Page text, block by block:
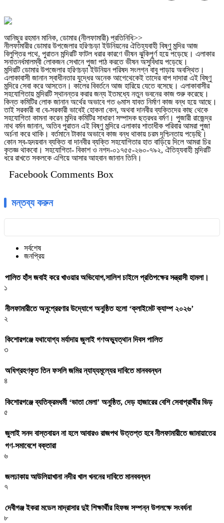
আনিছুর রহমান মানিক, ডোমার (নীলফামারী) প্রতিনিধি>>
নীলফামারীর ডোমার উপজেলার হরিণচড়া ইউনিয়নের ঐতিহ্যবাহী বিষ্ণু মন্দির আজ
বিলুপ্তির পথে, পুরাতন মন্দিরটি ফাটল ধরার কারণে ভীষন ঝুকিপূর্ণ হয়ে পড়েছে। এলাকার
সনাতনর্ধমালম্বী লোকজন সেখানে পুজা পাঠ করতে ভীষন অসুবিধায় পড়েছে।
মন্দিরটি ডোমার উপজেলার হরিণচড়া ইউনিয়ন পরিষদ সংলগ্ন বাবু পাড়ায় অবস্থিত।
এলাকাবাসী জানান স্বাধীনতার যুদ্ধের অনেক আগেথেকেই তাদের বাপ দাদারা এই বিষ্ণু
মন্দিরে সেবা করে আসতেন। কালের বিবর্তনে আজ হারিয়ে যেতে বসেছে। এলাকাবাসীর
সহযোগিতায় মন্দিরটি স্থানন্তর করার জন্য ইতমধ্যে নতুন ভবনের কাজ শুরু করেছে।
কিন্ত কমিটির লোক জানান অর্থের অভাবে গত ৬মাস যাবত নির্মাণ কাজ বন্ধ হয়ে আছে।
তাই সরকারী বা বে-সরকারী ভাবেই হোকনা কেন, অথবা দানবীর ব্যক্তিদের কাছ থেকে
সহযোগিতা কামনা করেন মন্দির কমিটির সাধারণ সম্পাদক ছত্রধর বর্মণ। পুজারী রাজেন্দ্র
নাথ বর্মন জানান, অতিব পুরাতন এই বিষ্ণু মন্দিরে এলাকার শাতাধীক পরিবার আমরা পুজা
অর্চনা করে থাকি। বর্তমানে টাকার অভাবে কাজ বন্ধ থাকায় চরম দূশ্চিন্তায় পড়েছি।
কোন স্ব-হৃদয়বান ব্যক্তি বা দানবীর ব্যক্তি সহযোগিতার হাত বাড়িয়ে দিলে আমরা চির
কৃতজ্ঞ থাকবো। সহযোগিতা- বিকাশ ও নগদ-০১৭৫৫-২৬০-৭৯২, ঐতিহ্যবাহী মন্দিরটি
ধরে রাখতে সকলকে এগিয়ে আসার আহবান জানান তিনি।
Facebook Comments Box
মন্তব্য করুন
সর্বশেষ
জনপ্রিয়
পালিত হাঁস জবাই করে খাওয়ার অভিযোগ,সালিশ চাইলে প্রতিপক্ষের সন্ত্রাসী হামলা।
১
নীলফামারীতে অনুপ্রেরণার উদ্যোগে অনুষ্ঠিত হলো ‘ক্লাইমেট ক্যাম্প ২০২৬’
২
কিশোরগঞ্জে যথাযোগ্য মর্যাদায় জুলাই গণঅভ্যুত্থান দিবস পালিত
৩
অধিগ্রহণকৃত তিন ফসলি জমির ন্যায্যমূল্যের দাবিতে মানববন্ধন
৪
কিশোরগঞ্জে ব্যতিক্রমধর্মী ‘ভাতা মেলা’ অনুষ্ঠিত, দেড় হাজারের বেশি সেবাপ্রার্থীর ভিড়
৫
জুলাই সনদ বাস্তবায়ন না হলে আবারও রাজপথ উত্তপ্ত হবে নীলফামারীতে জামায়াতের
গণ-সমাবেশে বক্তারা
৬
জলঢাকায় আউলিয়াখানা নদীর খাল খননের দাবিতে মানববন্ধন
৭
দেবীগঞ্জ ইকরা মডেল মাদ্রাসার দুই শিক্ষার্থীর হিফজ সম্পন্ন উপলক্ষে সংবর্ধনা
৮